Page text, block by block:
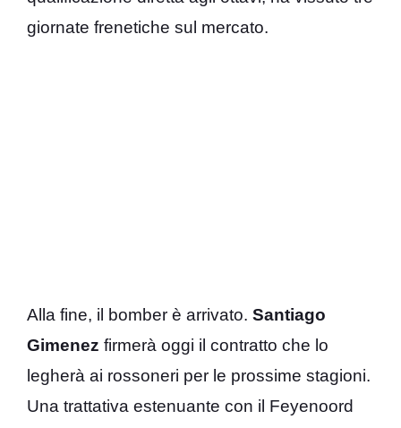
giornate frenetiche sul mercato.
Alla fine, il bomber è arrivato. Santiago
Gimenez firmerà oggi il contratto che lo
legherà ai rossoneri per le prossime stagioni.
Una trattativa estenuante con il Feyenoord